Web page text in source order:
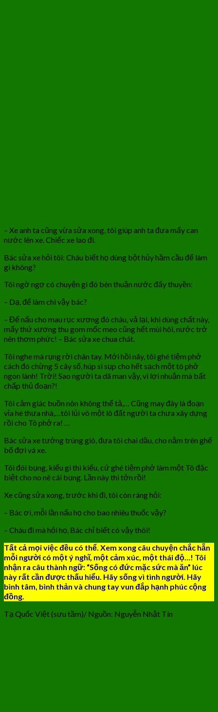
– Xe anh ta cũng vừa sửa xong, tôi giúp anh ta đưa mấy can
nước lên xe. Chiếc xe lao đi.
Bác sửa xe hỏi tôi: Cháu biết họ dùng bột hủy hầm cầu để làm
gì không?
Tôi ngờ ngợ có chuyện gì đó bèn thuận nước đẩy thuyền:
– Dạ, để làm chi vậy bác?
– Để nấu cho mau rục xương đó cháu, vả lại, khi dùng chất này,
mấy thứ xương thu gom mốc meo cũng hết mùi hôi, nước trở
nên thơm phức! – Bác sửa xe chua chát.
Tôi nghe mà rụng rời chân tay. Mới hồi nãy, tôi ghé tiệm phở
cách đó chừng 5 cây số, húp sì sụp cho hết sạch một tô phở
ngon lành! Trời! Sao người ta dã man vậy, vì lợi nhuận mà bất
chấp thủ đoạn?!
Tôi cảm giác buồn nôn không thể tả,… Cũng may đây là đoạn
vỉa hè thưa nhà,…tôi lủi vô một lô đất người ta chưa xây dựng
rồi cho Tô phở ra! …
Bác sửa xe tưởng trúng gió, đưa tôi chai dầu, cho nằm trên ghế
bố đợi vá xe.
Tôi đói bụng, kiểu gì thì kiểu, cứ ghé tiệm phở làm một Tô đặc
biệt cho no nê cái bụng. Lần này thì tởn rồi!
Xe cũng sửa xong, trước khi đi, tôi còn ráng hỏi:
– Bác ơi, mỗi lần nấu họ cho bao nhiêu thuốc vậy?
– Cháu đi mà hỏi họ, Bác chỉ biết có vậy thôi!
Tất cả mọi việc đều có thể. Xem xong câu chuyện chắc hẵn
mỗi người có một ý nghĩ, một cảm xúc, một thái độ…! Tôi
nhận ra câu thành ngữ: “Sống có đức mặc sức mà ăn” lúc
này rất cần được thấu hiểu. Hãy sống vì tình người. Hãy
bình tâm, bình thản và chung tay vun đắp hạnh phúc cộng
đồng.
Tạ Quốc Việt (sưu tầm)/ Nguồn: Nguyễn Nhật Tín